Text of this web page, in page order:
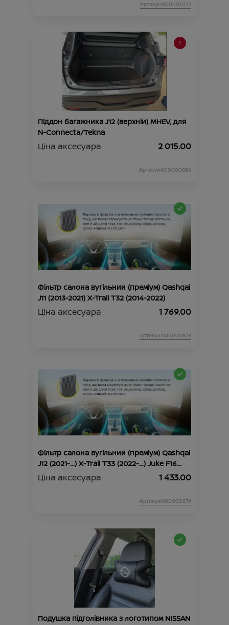
Артикул:N00000772
Піддон багажника J12 (верхній) MHEV, для
N-Connecta/Tekna
Ціна аксесуара 2 015.00
Артикул:N00000856
Фільтр салона вугільний (преміум) Qashqai
J11 (2013-2021) X-Trail Т32 (2014-2022)
Ціна аксесуара 1 769.00
Артикул:N00000878
Фільтр салона вугільний (преміум) Qashqai
J12 (2021-...) X-Trail Т33 (2022-...) Juke F16
(2019-...)
Ціна аксесуара 1 433.00
Артикул:N00000879
Подушка підголівника з логотипом NISSAN